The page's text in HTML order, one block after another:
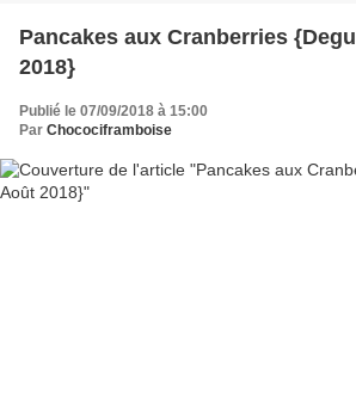
Pancakes aux Cranberries
2018}
Publié le 07/09/2018 à 15:00
Par Chocociframboise